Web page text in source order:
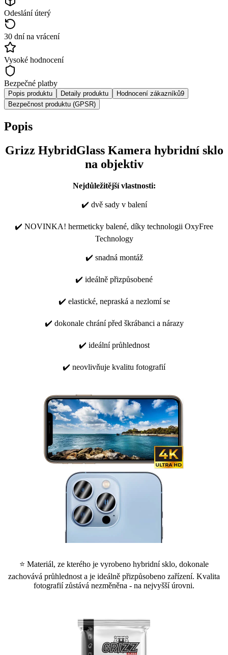
Odeslání úterý
30 dní na vrácení
Vysoké hodnocení
Bezpečné platby
Popis produktu Detaily produktu Hodnocení zákazníků9
Bezpečnost produktu (GPSR)
Popis
Grizz HybridGlass Kamera hybridní sklo
na objektiv
Nejdůležitější vlastnosti:
✔️ dvě sady v balení
✔️ NOVINKA! hermeticky balené, díky technologii OxyFree
Technology
✔️ snadná montáž
✔️ ideálně přizpůsobené
✔️ elastické, nepraská a nezlomí se
✔️ dokonale chrání před škrábanci a nárazy
✔️ ideální průhlednost
✔️ neovlivňuje kvalitu fotografií
⭐ Materiál, ze kterého je vyrobeno hybridní sklo, dokonale
zachovává průhlednost a je ideálně přizpůsobeno zařízení. Kvalita
fotografií zůstává nezměněna - na nejvyšší úrovni.